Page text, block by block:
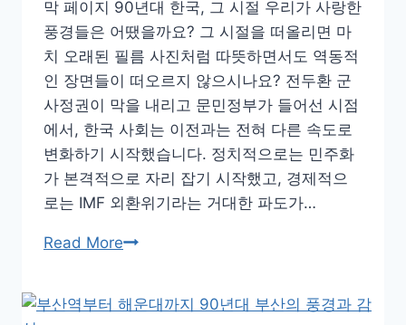
막 페이지 90년대 한국, 그 시절 우리가 사랑한
풍경들은 어땠을까요? 그 시절을 떠올리면 마
치 오래된 필름 사진처럼 따뜻하면서도 역동적
인 장면들이 떠오르지 않으시나요? 전두환 군
사정권이 막을 내리고 문민정부가 들어선 시점
에서, 한국 사회는 이전과는 전혀 다른 속도로
변화하기 시작했습니다. 정치적으로는 민주화
가 본격적으로 자리 잡기 시작했고, 경제적으
로는 IMF 외환위기라는 거대한 파도가…
Read More90
한